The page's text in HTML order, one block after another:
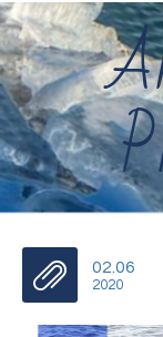
02.06
2020